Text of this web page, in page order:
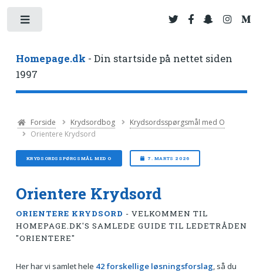
Homepage.dk - Din startside på nettet siden
1997
Forside Krydsordbog
Krydsordsspørgsmål med O
Orientere Krydsord
KRYDSORDSSPØRGSMÅL MED O 7. MARTS 2026
Orientere Krydsord
ORIENTERE KRYDSORD - VELKOMMEN TIL
HOMEPAGE.DK'S SAMLEDE GUIDE TIL LEDETRÅDEN
"ORIENTERE"
Her har vi samlet hele 42 forskellige løsningsforslag, så du